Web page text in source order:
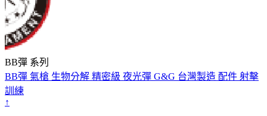
BB彈 系列
BB彈 氣槍 生物分解 精密級 夜光彈 G&G 台灣製造 配件 射擊
訓練
↑